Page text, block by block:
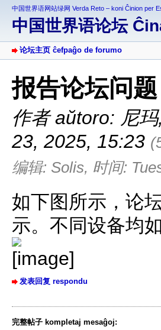
中国世界语网站绿网 Verda Reto – koni Ĉinion per
中国世界语论坛
论坛主页 ĉefpaĝo de forumo
报告论坛问题
作者 aŭtoro: 尼玛,
23, 2025, 15:23
编辑: Solis, 时间:
如下图所示，论
示。不同设备均
发表回复 respondu
完整帖子 kompletaj mesaĝoj: